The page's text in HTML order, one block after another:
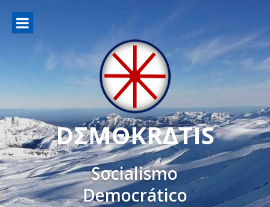
DΣMΘKRΔTIS
Socialismo
Democrático